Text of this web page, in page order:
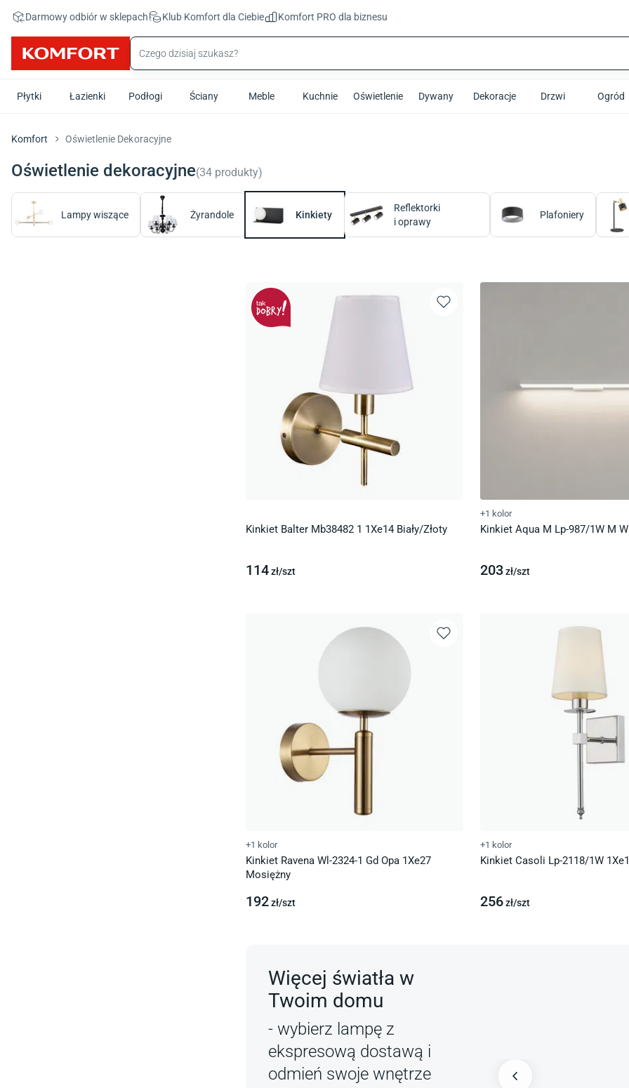
Darmowy odbiór w sklepach Klub Komfort dla Ciebie Komfort PRO dla biznesu
Płytki Łazienki Podłogi Ściany Meble Kuchnie Oświetlenie Dywany Dekoracje Drzwi Ogród
Komfort Oświetlenie Dekoracyjne
Oświetlenie dekoracyjne(34 produkty)
Lampy wiszące Żyrandole Kinkiety
Reflektorki
i oprawy
Plafoniery
Kinkiet Balter Mb38482 1 1Xe14 Biały/Złoty
114zł/szt
+1 kolor
Kinkiet Aqua M Lp-987/1W M
203zł/szt
+1 kolor
Kinkiet Ravena Wl-2324-1 Gd Opa 1Xe27
Mosiężny
192zł/szt
+1 kolor
Kinkiet Casoli Lp-2118/1W
256zł/szt
Więcej światła w
Twoim domu
- wybierz lampę z
ekspresową dostawą i
odmień swoje wnętrze